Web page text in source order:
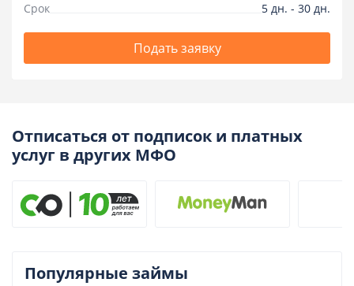
Срок
5 дн. - 30 дн.
Подать заявку
Отписаться от подписок и платных
услуг в других МФО
Популярные займы